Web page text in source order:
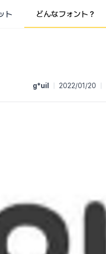
ト どんなフォント？
g*uil 2022/01/20